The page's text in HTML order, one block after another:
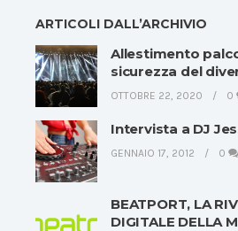
ARTICOLI DALL’ARCHIVIO
Allestimento
sicurezza del
OTTOBRE 22, 2020 0
Intervista a DJ
GENNAIO 17, 2012 0
BEATPORT, LA
DIGITALE DELLA